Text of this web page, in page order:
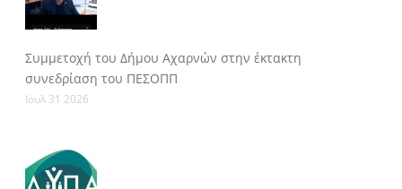
Συμμετοχή του Δήμου Αχαρνών στην έκτακτη
συνεδρίαση του ΠΕΣΟΠΠ
Ιουλ 31 2026